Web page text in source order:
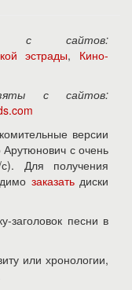
с сайтов:
эстрады, Кино-
с сайтов:
версии
с очень
Для получения
заказатьдиски
заголовок песни в
или хронологии,